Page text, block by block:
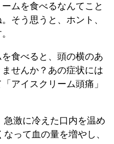
ムを食べるなんてこと
そう思うと、ホント、
食べると、頭の横のあ
せんか？あの症状には
アイスクリーム頭痛」
激に冷えた口内を温め
って血の量を増やし、